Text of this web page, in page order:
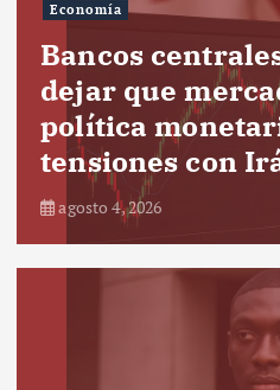
Economía
Bancos
dejar que
política
tensiones con
agosto 4, 2026